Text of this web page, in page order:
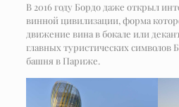
В 2016 году Бордо даже открыл
винной цивилизации, форма
движение вина в бокале или
главных туристических символов
башня в Париже.